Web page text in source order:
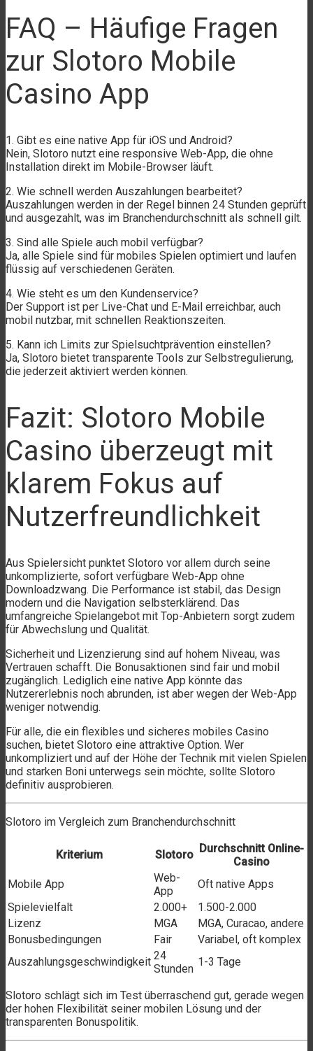
FAQ – Häufige Fragen
zur Slotoro Mobile
Casino App
1. Gibt es eine native App für iOS und Android?
Nein, Slotoro nutzt eine responsive Web-App, die ohne
Installation direkt im Mobile-Browser läuft.
2. Wie schnell werden Auszahlungen bearbeitet?
Auszahlungen werden in der Regel binnen 24 Stunden geprüft
und ausgezahlt, was im Branchendurchschnitt als schnell gilt.
3. Sind alle Spiele auch mobil verfügbar?
Ja, alle Spiele sind für mobiles Spielen optimiert und laufen
flüssig auf verschiedenen Geräten.
4. Wie steht es um den Kundenservice?
Der Support ist per Live-Chat und E-Mail erreichbar, auch
mobil nutzbar, mit schnellen Reaktionszeiten.
5. Kann ich Limits zur Spielsuchtprävention einstellen?
Ja, Slotoro bietet transparente Tools zur Selbstregulierung,
die jederzeit aktiviert werden können.
Fazit: Slotoro Mobile
Casino überzeugt mit
klarem Fokus auf
Nutzerfreundlichkeit
Aus Spielersicht punktet Slotoro vor allem durch seine
unkomplizierte, sofort verfügbare Web-App ohne
Downloadzwang. Die Performance ist stabil, das Design
modern und die Navigation selbsterklärend. Das
umfangreiche Spielangebot mit Top-Anbietern sorgt zudem
für Abwechslung und Qualität.
Sicherheit und Lizenzierung sind auf hohem Niveau, was
Vertrauen schafft. Die Bonusaktionen sind fair und mobil
zugänglich. Lediglich eine native App könnte das
Nutzererlebnis noch abrunden, ist aber wegen der Web-App
weniger notwendig.
Für alle, die ein flexibles und sicheres mobiles Casino
suchen, bietet Slotoro eine attraktive Option. Wer
unkompliziert und auf der Höhe der Technik mit vielen Spielen
und starken Boni unterwegs sein möchte, sollte Slotoro
definitiv ausprobieren.
Slotoro im Vergleich zum Branchendurchschnitt
Kriterium Slotoro Durchschnitt Online-
Casino
Mobile App
Web-
App
Oft native Apps
Spielevielfalt
2.000+
1.500-2.000
Lizenz
MGA
MGA, Curacao, andere
Bonusbedingungen
Fair
Variabel, oft komplex
Auszahlungsgeschwindigkeit 24
Stunden
1-3 Tage
Slotoro schlägt sich im Test überraschend gut, gerade wegen
der hohen Flexibilität seiner mobilen Lösung und der
transparenten Bonuspolitik.